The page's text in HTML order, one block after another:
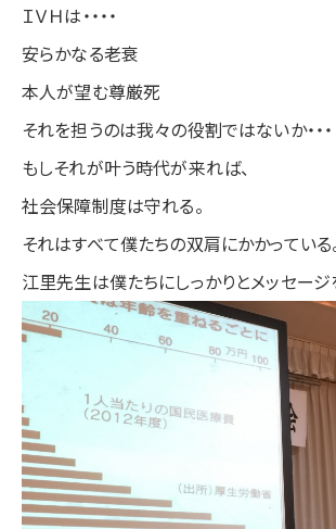
ＩＶＨは・・・・
安らかなる老衰
本人が望む尊厳死
それを担うのは我々の役割ではないか・・・
もしそれが叶う時代が来れば、
社会保障制度は守れる。
それはすべて僕たちの双肩にかかっている
江里先生は僕たちにしっかりとメッセージ